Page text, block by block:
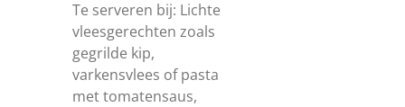
Te serveren bij: Lichte
vleesgerechten zoals
gegrilde kip,
varkensvlees of pasta
met tomatensaus,